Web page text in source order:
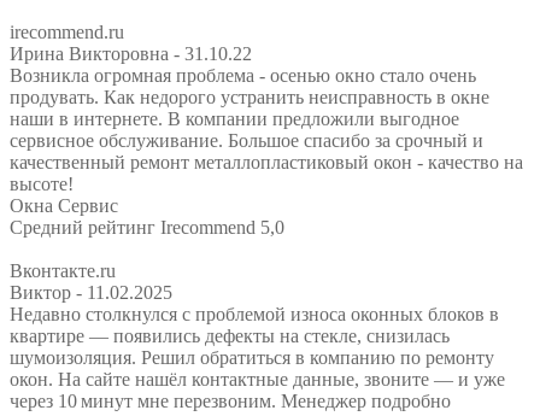
irecommend.ru
Ирина Викторовна - 31.10.22
Возникла огромная проблема - осенью окно стало очень
продувать. Как недорого устранить неисправность в окне
наши в интернете. В компании предложили выгодное
сервисное обслуживание. Большое спасибо за срочный и
качественный ремонт металлопластиковый окон - качество на
высоте!
Окна Сервис
Средний рейтинг Irecommend 5,0
Вконтакте.ru
Виктор - 11.02.2025
Недавно столкнулся с проблемой износа оконных блоков в
квартире — появились дефекты на стекле, снизилась
шумоизоляция. Решил обратиться в компанию по ремонту
окон. На сайте нашёл контактные данные, звоните — и уже
через 10 минут мне перезвоним. Менеджер подробно